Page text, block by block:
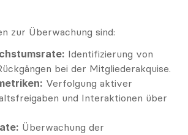
zur Überwachung sind:
Identifizierung von
bei der Mitgliederakquise.
Verfolgung aktiver
und Interaktionen über
Überwachung der